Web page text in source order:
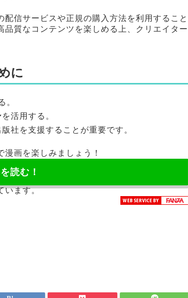
信サービスや正規の購入方法を利用すること
質なコンテンツを楽しめる上、クリエイター
に
。
を活用する。
社を支援することが重要です。
画を楽しみましょう！
読む！
います。